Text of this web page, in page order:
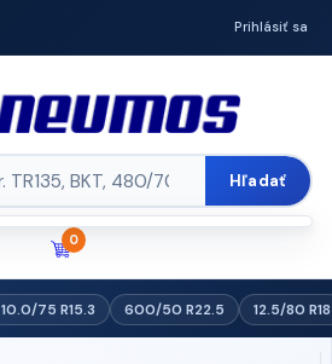
Prihlásiť sa
Hľadať
0
10.0/75 R15.3 600/50 R22.5 12.5/80 R18